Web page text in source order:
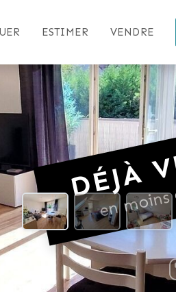
ESTIMER VENDRE
DÉJÀ
en